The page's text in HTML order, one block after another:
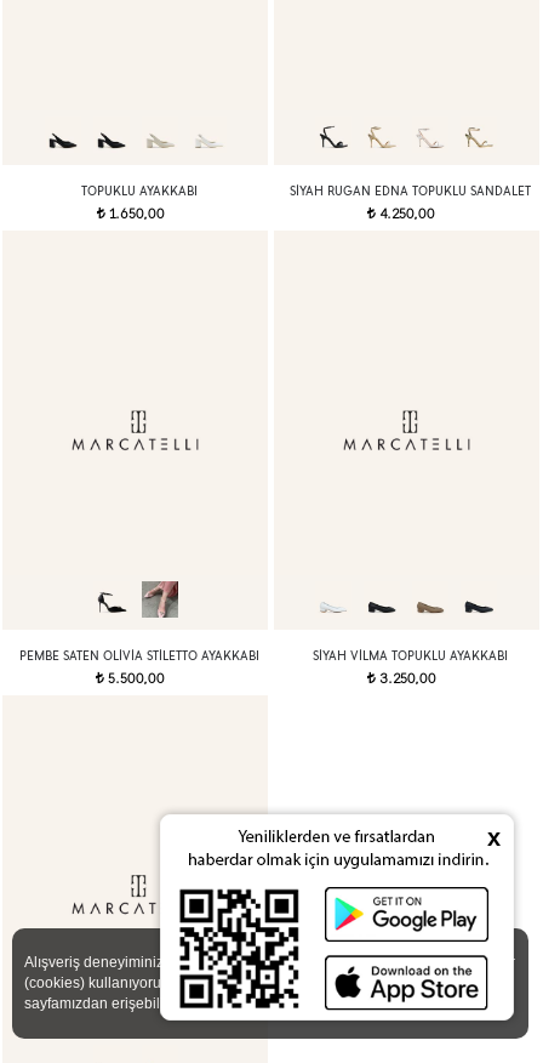
TOPUKLU AYAKKABI
t1.650,00
SIYAH RUGAN EDNA TOPUKLU SANDALET
t 4.250,00
PEMBE SATEN OLIVIA STILETTO AYAKKABI
t 5.500,00
SIYAH VILMA TOPUKLU AYAKKABI
t3.250,00
Alışveriş deneyiminizi iyileştirmek için yasal düzenlemelere uygun çerezler
(cookies) kullanıyoruz. Detaylı bilgiyeGizlilik ve Çerez Politikası
sayfamızdan erişebilirsiniz.
x